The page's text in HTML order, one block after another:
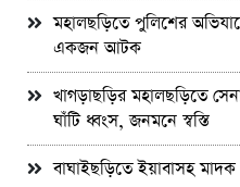
মহালছড়িতে পুলিশের
একজন আটক
খাগড়াছড়ির মহালছড়িতে
ঘাঁটি ধ্বংস, জনমনে স্বস্তি
বাঘাইছড়িতে ইয়াবাসহ